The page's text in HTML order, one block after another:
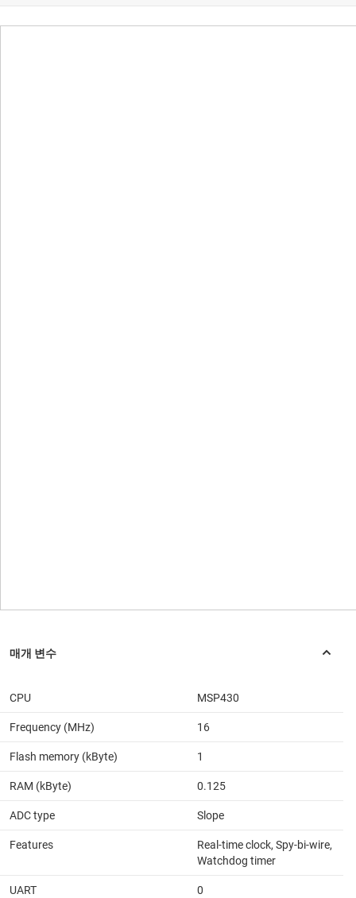
CPU MSP430
Frequency (MHz) 16
Flash memory (kByte) 1
RAM (kByte) 0.125
ADC type Slope
Features
Real-time clock, Spy-bi-wire,
Watchdog timer
UART 0